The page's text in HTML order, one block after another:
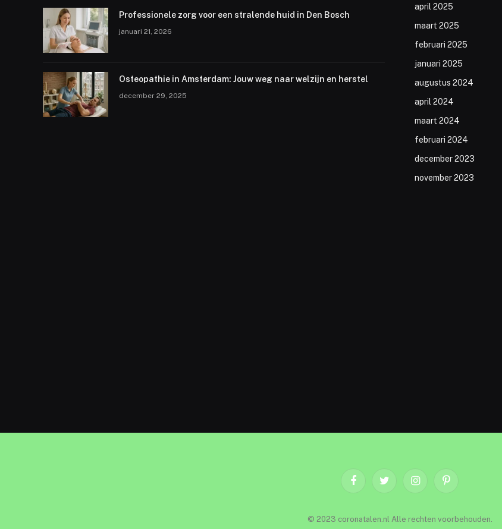
Professionele zorg voor een stralende huid in Den Bosch
januari 21, 2026
Osteopathie in Amsterdam: Jouw weg naar welzijn en herstel
december 29, 2025
april 2025
maart 2025
februari 2025
januari 2025
augustus 2024
april 2024
maart 2024
februari 2024
december 2023
november 2023
FacebookTwitter InstagramPinterest
© 2023 coronatalen.nl Alle rechten voorbehouden.